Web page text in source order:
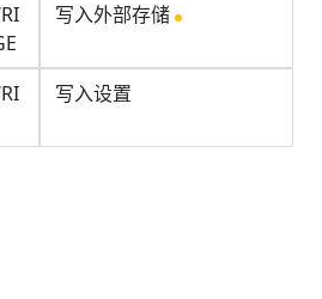
写入外部存储
写入设置